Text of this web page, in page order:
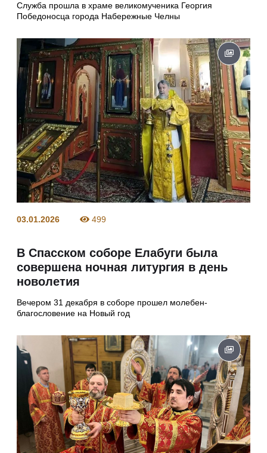
Служба прошла в храме великомученика Георгия
Победоносца города Набережные Челны
03.01.2026 499
В Спасском соборе Елабуги была
совершена ночная литургия в день
новолетия
Вечером 31 декабря в соборе прошел молебен-
благословение на Новый год